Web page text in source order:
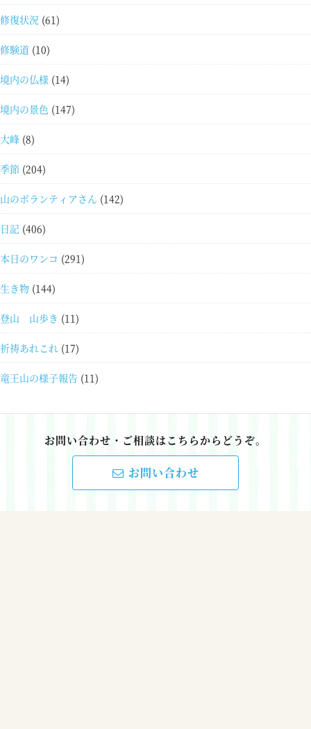
修復状況 (61)
修験道 (10)
境内の仏様 (14)
境内の景色 (147)
大峰 (8)
季節 (204)
山のボランティアさん (142)
日記 (406)
本日のワンコ (291)
生き物 (144)
登山 山歩き (11)
祈祷あれこれ (17)
竜王山の様子報告 (11)
お問い合わせ・ご相談はこちらからどうぞ。
お問い合わせ